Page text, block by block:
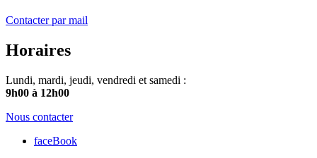
Contacter par mail
Horaires
Lundi, mardi, jeudi, vendredi et samedi :
9h00 à 12h00
Nous contacter
faceBook